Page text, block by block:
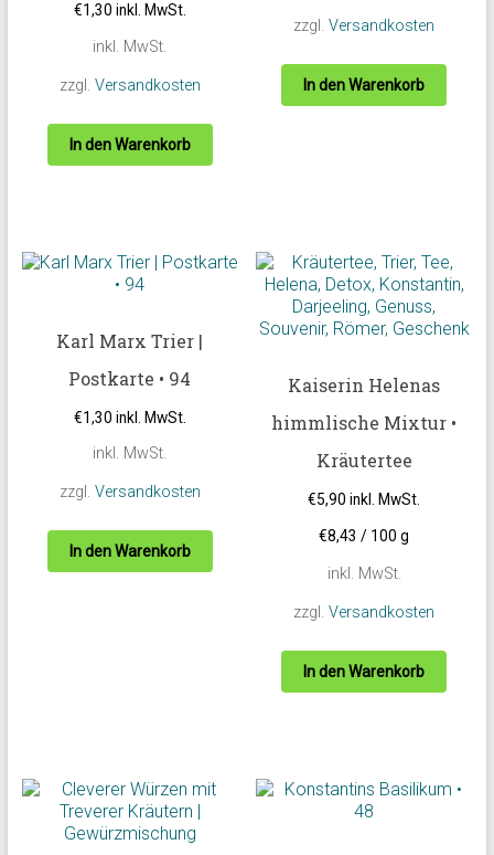
€1,30 inkl. MwSt.
inkl. MwSt.
zzgl. Versandkosten
In den Warenkorb
zzgl.Versandkosten
In den Warenkorb
Karl Marx Trier |
Postkarte • 94
€1,30 inkl. MwSt.
inkl. MwSt.
zzgl. Versandkosten
In den Warenkorb
Kaiserin Helenas
himmlische Mixtur •
Kräutertee
€5,90 inkl. MwSt.
€8,43 / 100 g
inkl. MwSt.
zzgl.Versandkosten
In den Warenkorb